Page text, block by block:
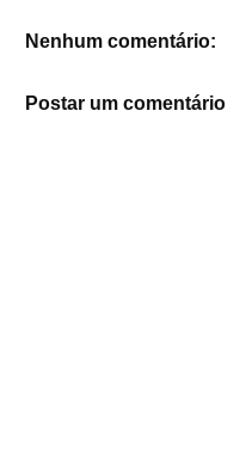
Nenhum comentário:
Postar um comentário